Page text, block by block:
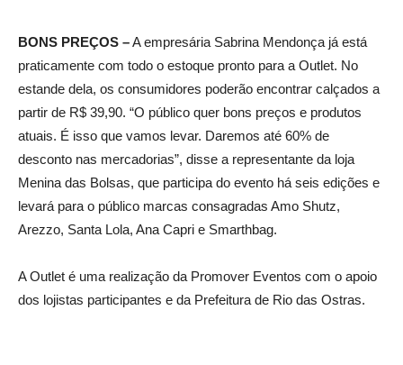
BONS PREÇOS –A empresária Sabrina Mendonça já está
praticamente com todo o estoque pronto para a Outlet. No
estande dela, os consumidores poderão encontrar calçados a
partir de R$ 39,90. “O público quer bons preços e produtos
atuais. É isso que vamos levar. Daremos até 60% de
desconto nas mercadorias”, disse a representante da loja
Menina das Bolsas, que participa do evento há seis edições e
levará para o público marcas consagradas Amo Shutz,
Arezzo, Santa Lola, Ana Capri e Smarthbag.
A Outlet é uma realização da Promover Eventos com o apoio
dos lojistas participantes e da Prefeitura de Rio das Ostras.